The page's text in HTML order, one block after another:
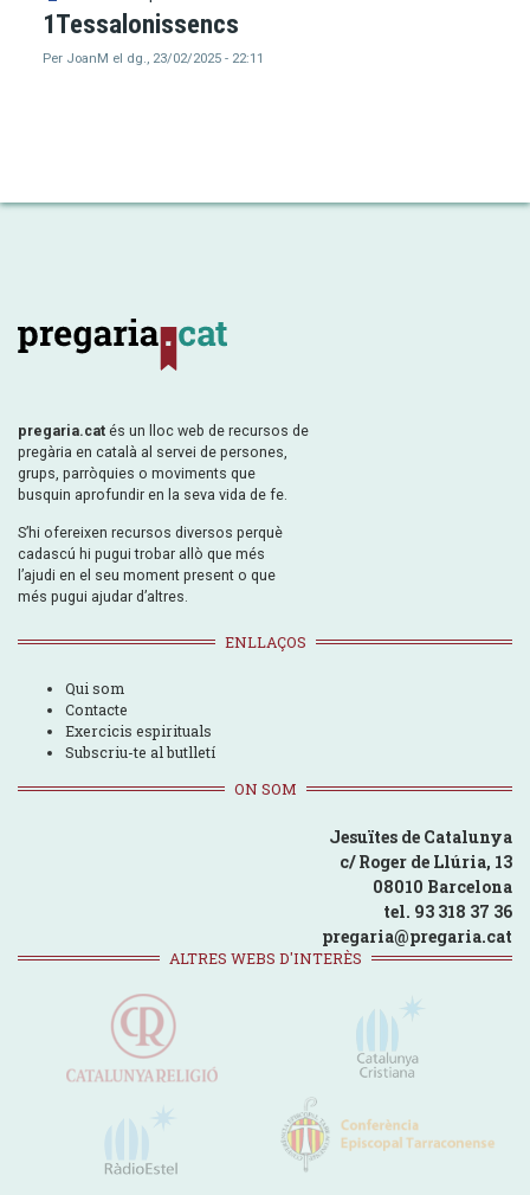
1Tessalonissencs
Per JoanM el dg., 23/02/2025 - 22:11
pregaria.cat és un lloc web de recursos de
pregària en català al servei de persones,
grups, parròquies o moviments que
busquin aprofundir en la seva vida de fe.
S’hi ofereixen recursos diversos perquè
cadascú hi pugui trobar allò que més
l’ajudi en el seu moment present o que
més pugui ajudar d’altres.
ENLLAÇOS
Qui som
Contacte
Exercicis espirituals
Subscriu-te al butlletí
ON SOM
Jesuïtes de Catalunya
c/ Roger de Llúria, 13
08010 Barcelona
tel. 93 318 37 36
pregaria@pregaria.cat
ALTRES WEBS D'INTERÈS